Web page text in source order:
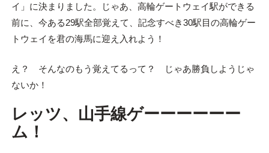
イ」に決まりました。じゃあ、高輪ゲートウェイ駅ができる
前に、今ある29駅全部覚えて、記念すべき30駅目の高輪ゲー
トウェイを君の海馬に迎え入れよう！
え？ そんなのもう覚えてるって？ じゃあ勝負しようじゃ
ないか！
レッツ、山手線ゲーーーーーー
ム！